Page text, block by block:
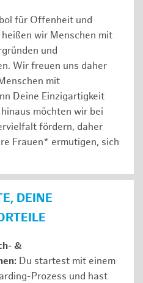
für Offenheit und
wir Menschen mit
und
Wir freuen uns daher
mit
Deine Einzigartigkeit
möchten wir bei
fördern, daher
Frauen* ermutigen, sich
DEINE
&
Du startest mit einem
Prozess und hast